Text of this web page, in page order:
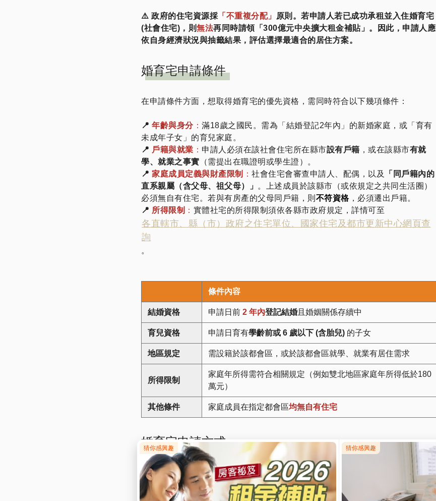
⚠️ 政府的住宅資源採 「不重複分配」
原則。若申請人若已成功承租並入住婚育宅
(社會住宅)，則無法再同時請領「300億元中央擴大租金補貼」。因此，申請人應
依自身經濟狀況與抽籤結果，評估選擇最適合的居住方案。
婚育宅申請條件
在申請條件方面，想取得婚育宅的優先資格，需同時符合以下幾項條件：
📍 年齡與身分： 滿18歲之國民。需為「結婚登記2年內」的新婚家庭，或「育有
未成年子女」的育兒家庭。
📍 戶籍與就業 ： 申請人必須在該社會住宅所在縣市設有戶籍 ，或在該縣市有就
學、就業之事實 （需提出在職證明或學生證）。
📍 家庭成員定義與財產限制 ： 社會住宅會審查申請人、配偶，以及
「同戶籍內的
直系親屬（含父母、祖父母）」 。上述成員於該縣市（或依規定之共同生活圈）
必須無自有住宅。若與有房產的父母同戶籍，則 不符資格，必須遷出戶籍。
📍 所得限制 ： 實體社宅的所得限制須依各縣市政府規定，詳情可至
各直轄市、縣（市）政府之住宅單位、國家住宅及都市更新中心網頁查
詢
。
條件內容
結婚資格 申請日前 2 年內登記結婚 且婚姻關係存續中
育兒資格 申請日育有學齡前或 6 歲以下 (含胎兒) 的子女
地區規定 需設籍於該都會區，或於該都會區就學、就業有居住需求
所得限制
家庭年所得需符合相關規定（例如雙北地區家庭年所得低於180
萬元）
其他條件 家庭成員在指定都會區均無自有住宅
婚育宅申請方式
至於申請流程，整體分為三個階段：
✔ STEP 1 : 關注招租公告